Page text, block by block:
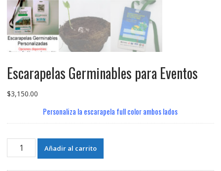
Escarapelas Germinables para Eventos
$3,150.00
Personaliza la escarapela full color ambos lados
Escarapelas
Germinables
Añadir al carrito